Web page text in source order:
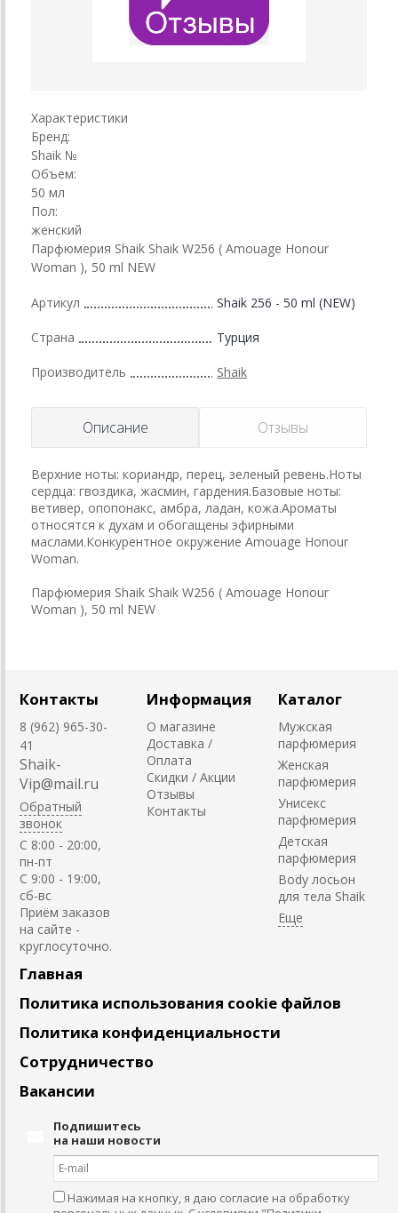
Характеристики
Бренд:
Shaik №
Объем:
50 мл
Пол:
женский
Парфюмерия Shaik Shaik W256 ( Amouage Honour
Woman ), 50 ml NEW
Артикул Shaik 256 - 50 ml (NEW)
Страна Турция
Производитель Shaik
Описание Отзывы
Верхние ноты: кориандр, перец, зеленый ревень.Ноты
сердца: гвоздика, жасмин, гардения.Базовые ноты:
ветивер, опопонакс, амбра, ладан, кожа.Ароматы
относятся к духам и обогащены эфирными
маслами.Конкурентное окружение Amouage Honour
Woman.
Парфюмерия Shaik Shaik W256 ( Amouage Honour
Woman ), 50 ml NEW
Контакты
8 (962) 965-30-
41
Shaik-
Vip@mail.ru
Обратный
звонок
C 8:00 - 20:00,
пн-пт
С 9:00 - 19:00,
сб-вс
Приём заказов
на сайте -
круглосуточно.
Информация
О магазине
Доставка /
Оплата
Скидки / Акции
Отзывы
Контакты
Каталог
Мужская
парфюмерия
Женская
парфюмерия
Унисекс
парфюмерия
Детская
парфюмерия
Body лосьон
для тела Shaik
Главная
Политика использования cookie файлов
Политика конфиденциальности
Сотрудничество
Вакансии
Подпишитесь
на наши новости
Нажимая на кнопку, я даю согласие на обработку